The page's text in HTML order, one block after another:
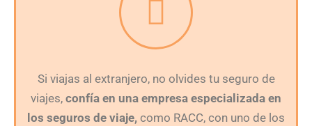
Si viajas al extranjero, no olvides tu seguro de
viajes, confía en una empresa especializada en
los seguros de viaje, como RACC, con uno de los